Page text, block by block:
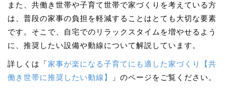
また、共働き世帯や子育て世帯で家づくりを考えている方
は、普段の家事の負担を軽減することはとても大切な要素
です。そこで、自宅でのリラックスタイムを増やせるよう
に、推奨したい設備や動線について解説しています。
詳しくは「家事が楽になる子育てにも適した家づくり【共
働き世帯に推奨したい動線】
」のページをご覧ください。